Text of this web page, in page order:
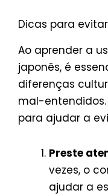
Dicas para
Ao aprender a
japonês, é
diferenças
mal-
para ajudar a
Preste
vezes, o
ajudar a